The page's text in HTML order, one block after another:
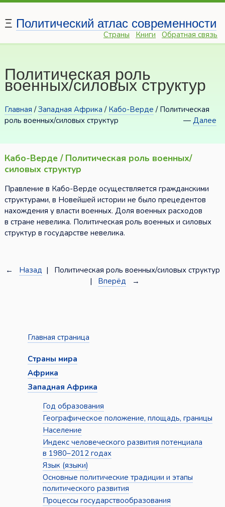
Ξ Политический атлас современности
Страны Книги Обратная связь
Политическая роль
военных/силовых структур
Главная /Западная Африка / Кабо-Верде / Политическая
роль военных/силовых структур
—Далее
Кабо-Верде / Политическая роль военных/
силовых структур
Правление в Кабо-Верде осуществляется гражданскими
структурами, в Новейшей истории не было прецедентов
нахождения у власти военных. Доля военных расходов
в стране невелика. Политическая роль военных и силовых
структур в государстве невелика.
← Назад | Политическая роль военных/силовых структур
| Вперёд →
Главная страница
Страны мира
Африка
Западная Африка
Год образования
Географическое положение, площадь, границы
Население
Индекс человеческого развития потенциала
в 1980–2012 годах
Язык (языки)
Основные политические традиции и этапы
политического развития
Процессы государствообразования